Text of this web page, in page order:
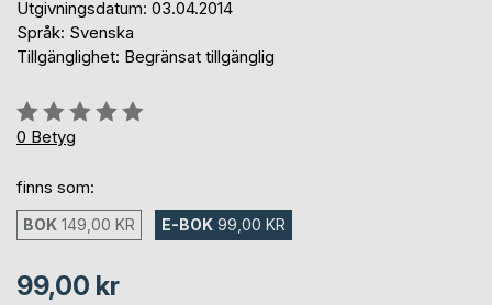
Utgivningsdatum: 03.04.2014
Språk: Svenska
Tillgänglighet: Begränsat tillgänglig
Betyg::
0%
0 Betyg
finns som:
BOK 149,00 KR E-BOK 99,00 KR
99,00 kr